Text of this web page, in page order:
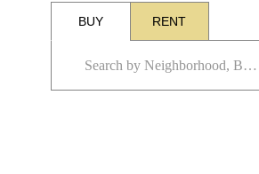
BUY RENT